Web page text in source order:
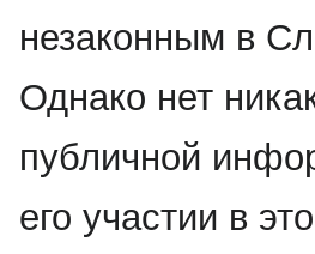
незаконным в
Однако нет
публичной
его участии в